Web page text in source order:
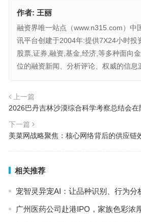
作者: 王丽
融资界唯一站点（www.n315.com）中
讯平台创建于2004年:提供7X24小时投
股票,证券,融资,基金,经济,等多种面向
位的融资新闻、分析评论、权威的信息
上一篇
2026巴丹吉林沙漠综合科学考察总结会
下一篇
美菜网战略聚焦：核心网络背后的供应链
相关推荐
宠智灵异宠AI：让品种识别、行为分
广州医药公司赴港IPO，家族色彩浓